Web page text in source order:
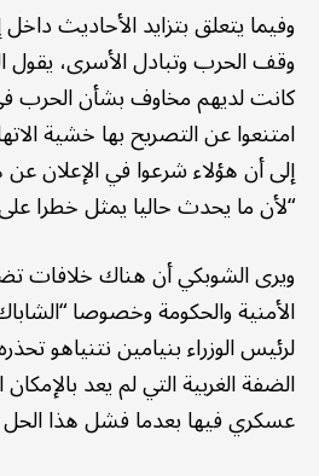
وفيما يتعلق بتزايد الأحاديث
وقف الحرب وتبادل الأسرى، يقول
كانت لديهم مخاوف بشأن الحرب
امتنعوا عن التصريح بها خشية
إلى أن هؤلاء شرعوا في الإعلان
“لأن ما يحدث حاليا يمثل خطرا
ويرى الشوبكي أن هناك
الأمنية والحكومة وخصوصا
لرئيس الوزراء بنيامين نتنياهو
الضفة الغربية التي لم يعد
عسكري فيها بعدما فشل هذا